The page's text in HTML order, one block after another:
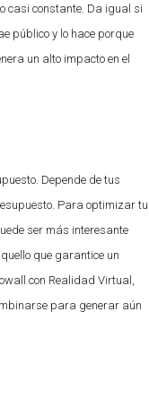
casi constante. Da igual si
público y lo hace porque
un alto impacto en el
Depende de tus
Para optimizar tu
ser más interesante
que garantice un
con Realidad Virtual,
para generar aún